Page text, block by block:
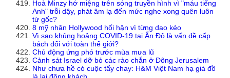
Hoà Minzy hớ miệng trên sóng truyền hình vì "máu tiếng
Anh" trỗi dậy, phát âm lạ đến mức nghe xong quên luôn
từ gốc?
8 mỹ nhân Hollywood hối hận vì từng dao kéo
Vì sao khủng hoảng COVID-19 tại Ấn Độ là vấn đề cấp
bách đối với toàn thế giới?
Chủ động ứng phó trước mùa mưa lũ
Cảnh sát Israel dỡ bỏ các rào chắn ở Đông Jerusalem
Như chưa hề có cuộc tẩy chay: H&M Việt Nam hạ giá đồ